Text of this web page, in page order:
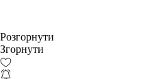
Розгорнути
Згорнути